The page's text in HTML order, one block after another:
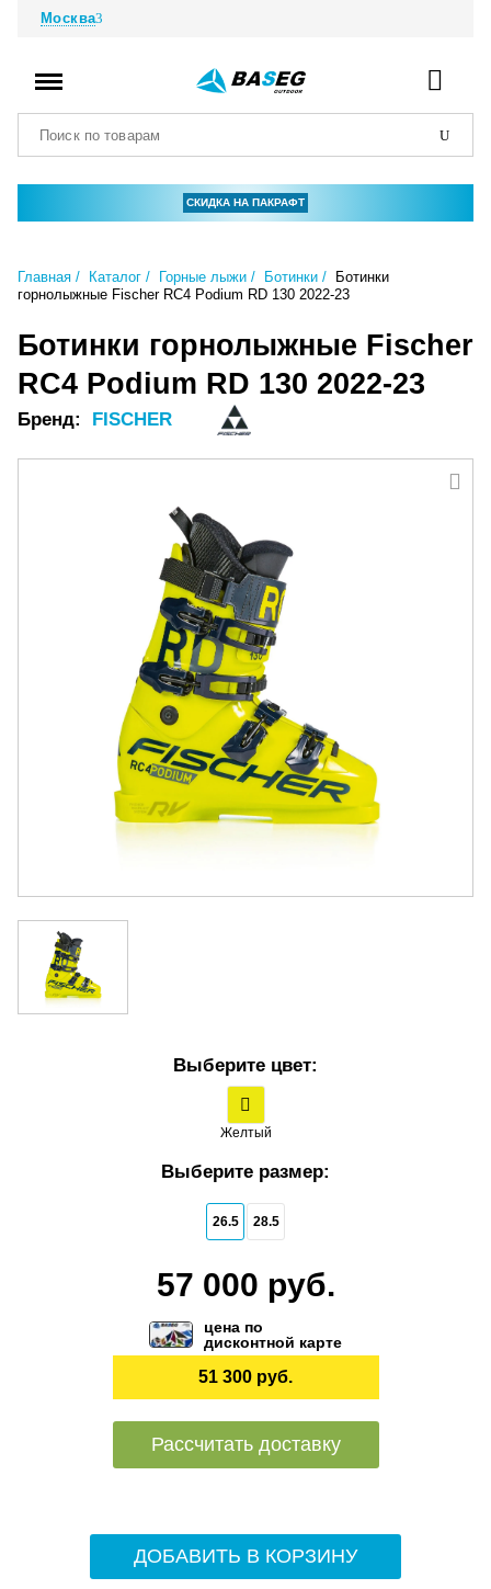
Москва
СКИДКА НА ПАКРАФТ
Главная Каталог Горные лыжи Ботинки
Ботинки
горнолыжные Fischer RC4 Podium RD 130 2022-23
Ботинки горнолыжные Fischer
RC4 Podium RD 130 2022-23
Бренд: FISCHER
Выберите цвет:
Желтый
Выберите размер:
26.5 28.5
57 000 руб.
цена по
дисконтной карте
51 300 руб.
Рассчитать доставку
ДОБАВИТЬ В КОРЗИНУ